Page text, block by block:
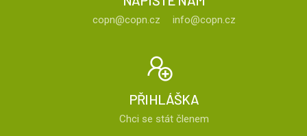
copn@copn.cz info@copn.cz
PŘIHLÁŠKA
Chci se stát členem